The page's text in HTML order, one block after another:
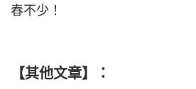
春不少！
【其他文章】：